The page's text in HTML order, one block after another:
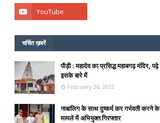
चर्चित ख़बरें
पौड़ी : महादेव का प्रसिद्ध महाबगढ़ मंदिर, पढ़े
इसके बारे में
February 26, 2022
नाबालिग के साथ दुष्कर्म कर गर्भवती करने के
मामले में अभियुक्त गिरफ्तार